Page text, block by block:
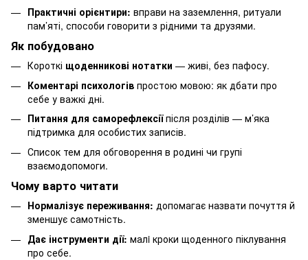
Практичні орієнтири: вправи на заземлення, ритуали
пам’яті, способи говорити з рідними та друзями.
Як побудовано
Короткі щоденникові нотатки — живі, без пафосу.
Коментарі психологів простою мовою: як дбати про
себе у важкі дні.
Питання для саморефлексіїпісля розділів — м’яка
підтримка для особистих записів.
Список тем для обговорення в родині чи групі
взаємодопомоги.
Чому варто читати
Нормалізує переживання: допомагає назвати почуття й
зменшує самотність.
Дає інструменти дії: малi кроки щоденного піклування
про себе.